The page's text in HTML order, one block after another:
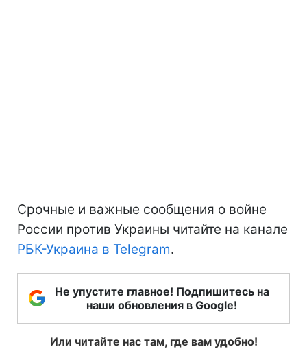
Срочные и важные сообщения о войне
России против Украины читайте на канале
РБК-Украина в Telegram.
Не упустите главное! Подпишитесь на
наши обновления в Google!
Или читайте нас там, где вам удобно!